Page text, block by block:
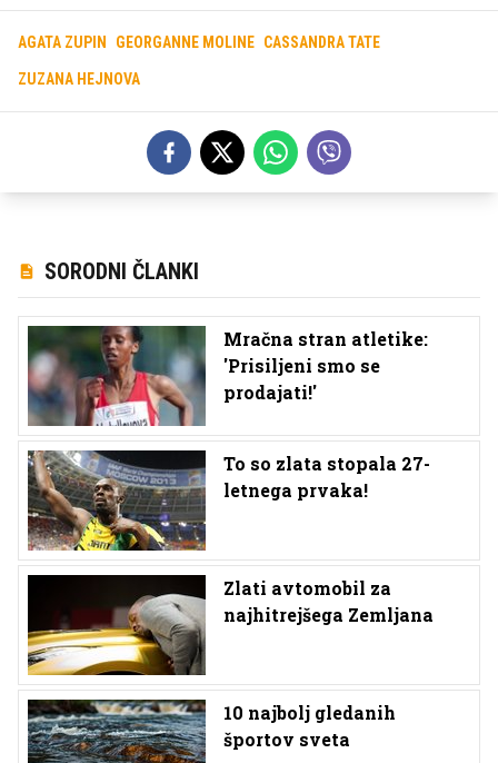
AGATA ZUPIN GEORGANNE MOLINE CASSANDRA TATE
ZUZANA HEJNOVA
SORODNI ČLANKI
Mračna stran atletike:
'Prisiljeni smo se
prodajati!'
To so zlata stopala 27-
letnega prvaka!
Zlati avtomobil za
najhitrejšega Zemljana
10 najbolj gledanih
športov sveta